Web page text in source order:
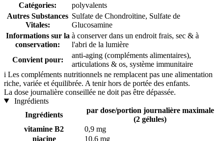
Catégories:
polyvalents
Autres Substances
Vitales:
Sulfate de Chondroïtine, Sulfate de
Glucosamine
Informations sur la
conservation:
à conserver dans un endroit frais, sec & à
l'abri de la lumière
Convient pour:
anti-aging (compléments alimentaires),
articulations & os, système immunitaire
i Les compléments nutritionnels ne remplacent pas une alimentation
riche, variée et équilibrée. A tenir hors de portée des enfants.
La dose journalière conseillée ne doit pas être dépassée.
Ingrédients
Ingrédients
par dose/portion journalière maximale
(2 gélules)
vitamine B2
0,9 mg
niacine
10,6 mg